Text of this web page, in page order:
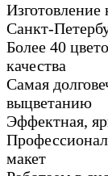
Изготовление
Санкт-
Более 40
качества
Самая
выцветанию
Эффектная,
макет